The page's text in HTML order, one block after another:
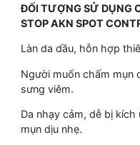
ĐỐI TƯỢNG SỬ DỤNG
STOP AKN SPOT
Làn da dầu, hỗn hợp
Người muốn chấm mụn
sưng viêm.
Da nhạy cảm, dễ bị
mụn dịu nhẹ.